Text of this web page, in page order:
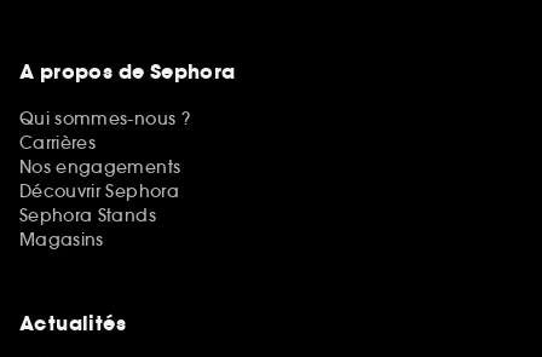
A propos de Sephora
Qui sommes-nous ?
Carrières
Nos engagements
Découvrir Sephora
Sephora Stands
Magasins
Actualités